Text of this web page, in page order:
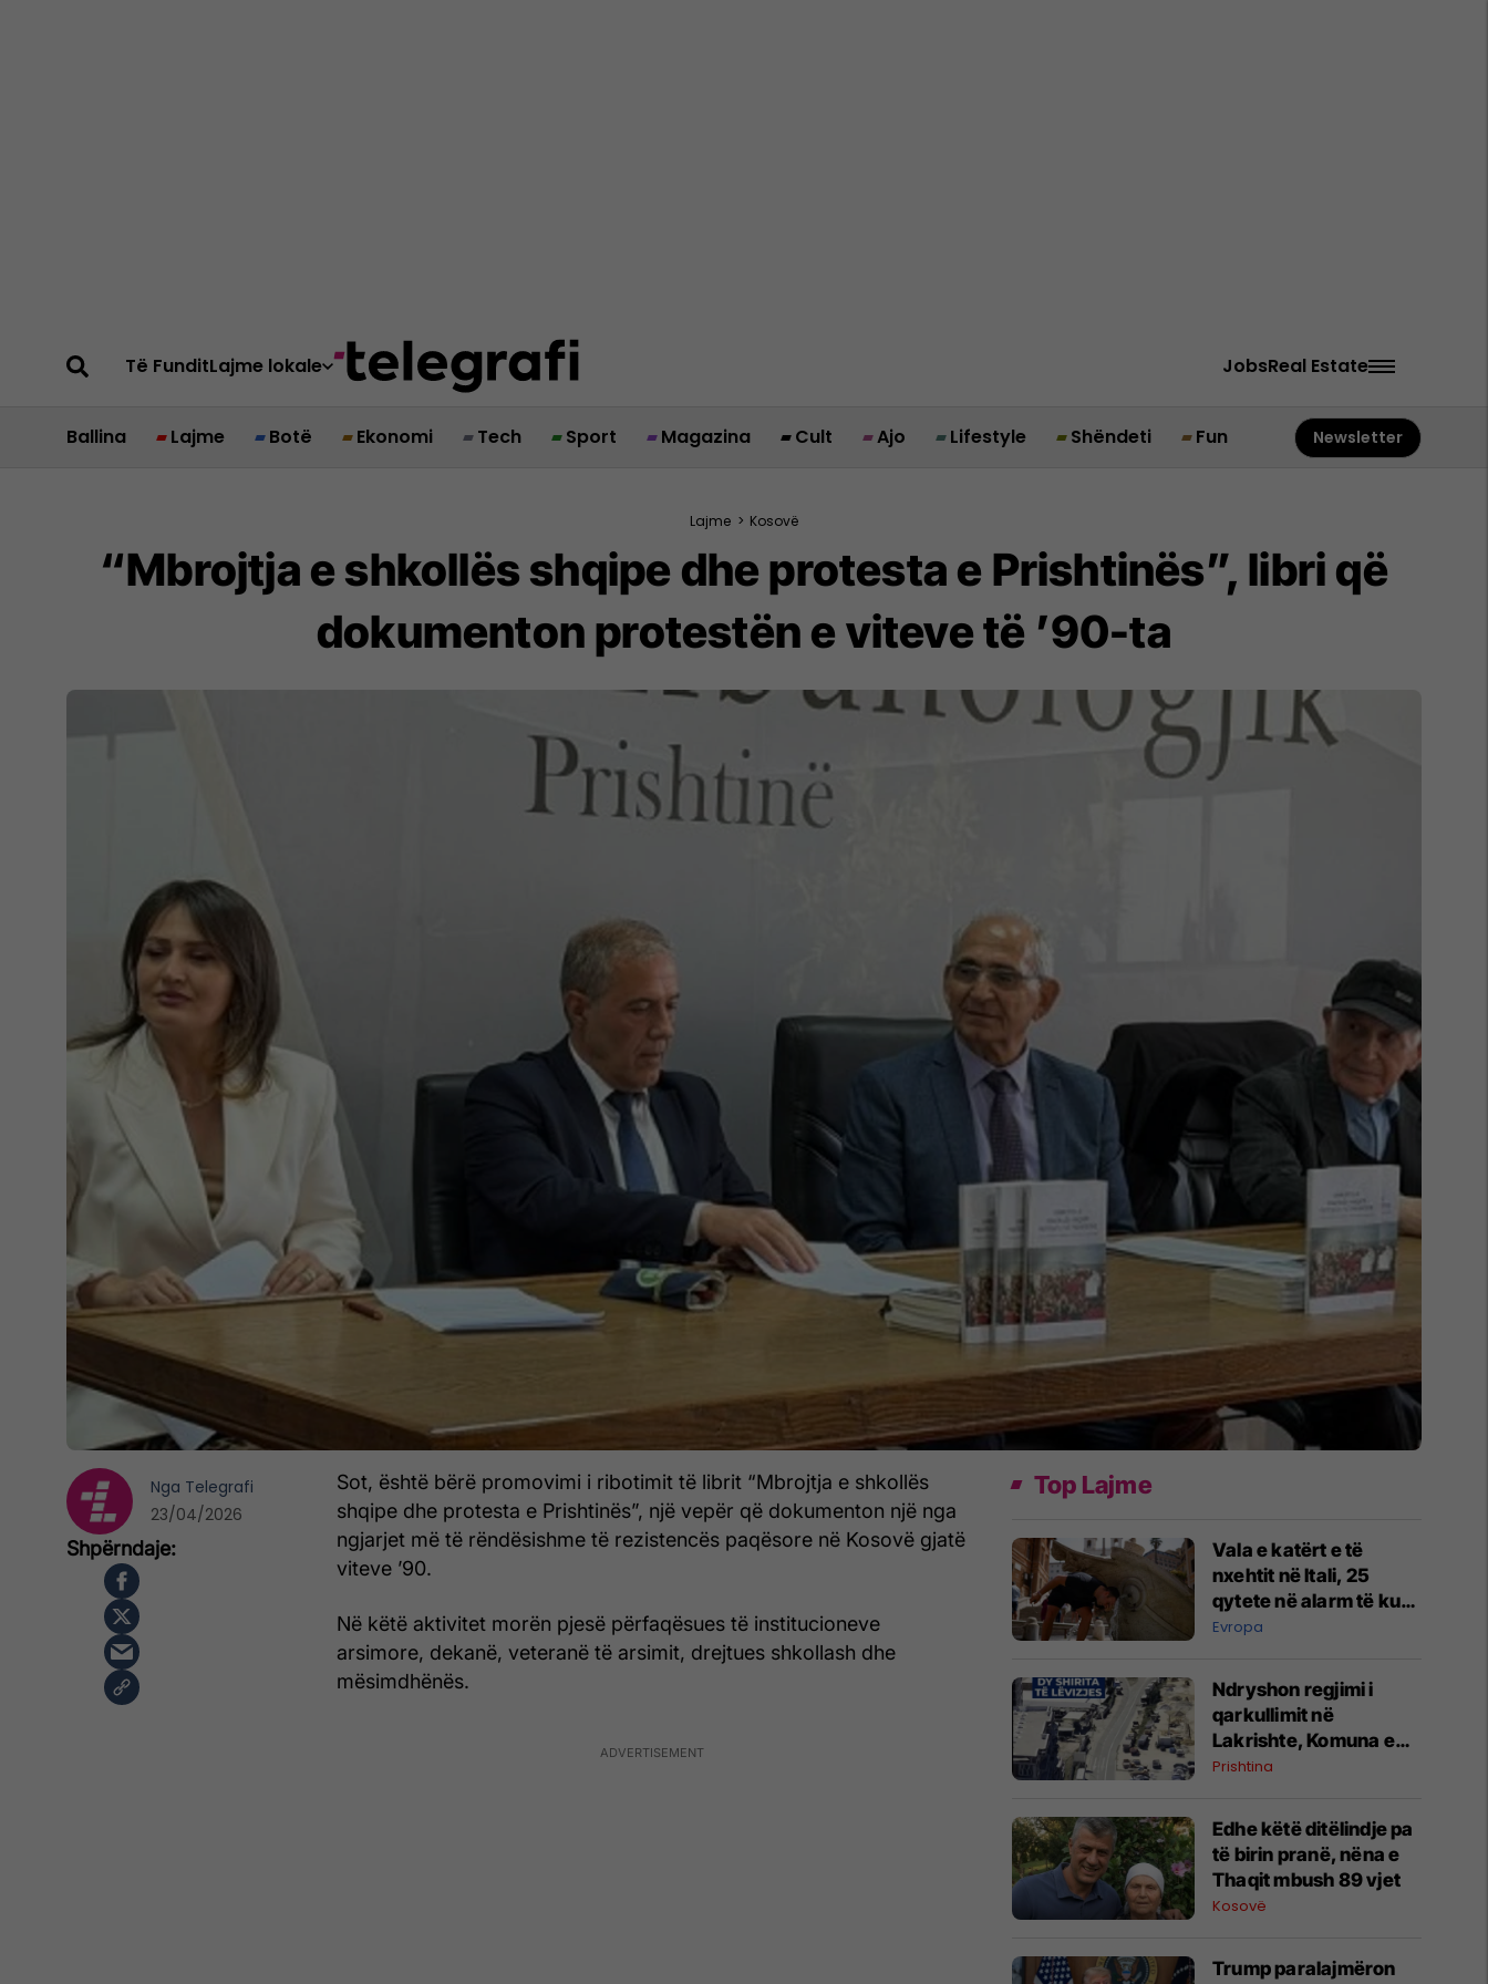
Të FunditLajme lokale JobsReal Estate
Ballina Lajme Botë Ekonomi Tech Sport Magazina Cult Ajo Lifestyle Shëndeti Fun Newsletter
Lajme > Kosovë
​“Mbrojtja e shkollës shqipe dhe protesta e Prishtinës”, libri që
dokumenton protestën e viteve të ’90-ta
Sot, është bërë promovimi i ribotimit të librit “Mbrojtja e shkollës
shqipe dhe protesta e Prishtinës”, një vepër që dokumenton një nga
ngjarjet më të rëndësishme të rezistencës paqësore në Kosovë gjatë
viteve ’90.
Në këtë aktivitet morën pjesë përfaqësues të institucioneve
arsimore, dekanë, veteranë të arsimit, drejtues shkollash dhe
mësimdhënës.
Nga Telegrafi
23/04/2026
Top Lajme
Vala e katërt e të
nxehtit në Itali, 25
qytete në alarm të kuq
- probleme me
Evropa
Ndryshon regjimi i
qarkullimit në
Lakrishte, Komuna e
Prishtinës ofron
Prishtina
Edhe këtë ditëlindje pa
të birin pranë, nëna e
Thaqit mbush 89 vjet
Kosovë
Trump paralajmëron